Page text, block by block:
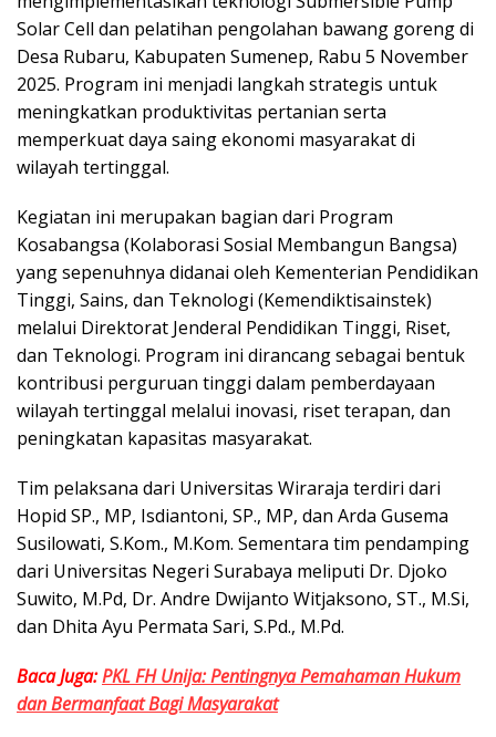
Solar Cell dan pelatihan pengolahan bawang goreng di
Desa Rubaru, Kabupaten Sumenep, Rabu 5 November
2025. Program ini menjadi langkah strategis untuk
meningkatkan produktivitas pertanian serta
memperkuat daya saing ekonomi masyarakat di
wilayah tertinggal.
Kegiatan ini merupakan bagian dari Program
Kosabangsa (Kolaborasi Sosial Membangun Bangsa)
yang sepenuhnya didanai oleh Kementerian Pendidikan
Tinggi, Sains, dan Teknologi (Kemendiktisainstek)
melalui Direktorat Jenderal Pendidikan Tinggi, Riset,
dan Teknologi. Program ini dirancang sebagai bentuk
kontribusi perguruan tinggi dalam pemberdayaan
wilayah tertinggal melalui inovasi, riset terapan, dan
peningkatan kapasitas masyarakat.
Tim pelaksana dari Universitas Wiraraja terdiri dari
Hopid SP., MP, Isdiantoni, SP., MP, dan Arda Gusema
Susilowati, S.Kom., M.Kom. Sementara tim pendamping
dari Universitas Negeri Surabaya meliputi Dr. Djoko
Suwito, M.Pd, Dr. Andre Dwijanto Witjaksono, ST., M.Si,
dan Dhita Ayu Permata Sari, S.Pd., M.Pd.
Baca Juga:PKL FH Unija: Pentingnya Pemahaman Hukum
dan Bermanfaat Bagi Masyarakat